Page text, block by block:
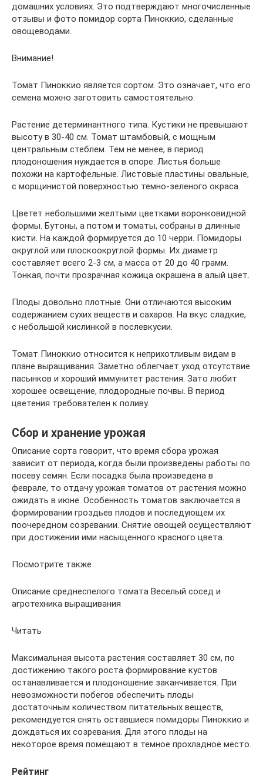
домашних условиях. Это подтверждают многочисленные
отзывы и фото помидор сорта Пиноккио, сделанные
овощеводами.
Внимание!
Томат Пиноккио является сортом. Это означает, что его
семена можно заготовить самостоятельно.
Растение детерминантного типа. Кустики не превышают
высоту в 30-40 см. Томат штамбовый, с мощным
центральным стеблем. Тем не менее, в период
плодоношения нуждается в опоре. Листья больше
похожи на картофельные. Листовые пластины овальные,
с морщинистой поверхностью темно-зеленого окраса.
Цветет небольшими желтыми цветками воронковидной
формы. Бутоны, а потом и томаты, собраны в длинные
кисти. На каждой формируется до 10 черри. Помидоры
округлой или плоскоокруглой формы. Их диаметр
составляет всего 2-3 см, а масса от 20 до 40 грамм.
Тонкая, почти прозрачная кожица окрашена в алый цвет.
Плоды довольно плотные. Они отличаются высоким
содержанием сухих веществ и сахаров. На вкус сладкие,
с небольшой кислинкой в послевкусии.
Томат Пиноккио относится к неприхотливым видам в
плане выращивания. Заметно облегчает уход отсутствие
пасынков и хороший иммунитет растения. Зато любит
хорошее освещение, плодородные почвы. В период
цветения требователен к поливу.
Сбор и хранение урожая
Описание сорта говорит, что время сбора урожая
зависит от периода, когда были произведены работы по
посеву семян. Если посадка была произведена в
феврале, то отдачу урожая томатов от растения можно
ожидать в июне. Особенность томатов заключается в
формировании гроздьев плодов и последующем их
поочередном созревании. Снятие овощей осуществляют
при достижении ими насыщенного красного цвета.
Посмотрите также
Описание среднеспелого томата Веселый сосед и
агротехника выращивания
Читать
Максимальная высота растения составляет 30 см, по
достижению такого роста формирование кустов
останавливается и плодоношение заканчивается. При
невозможности побегов обеспечить плоды
достаточным количеством питательных веществ,
рекомендуется снять оставшиеся помидоры Пиноккио и
дождаться их созревания. Для этого плоды на
некоторое время помещают в темное прохладное место.
Рейтинг